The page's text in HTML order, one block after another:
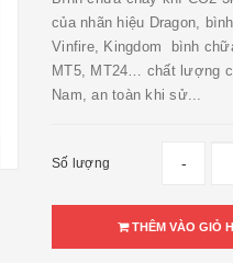
của nhãn hiệu Dragon,
Vinfire, Kingdom bình
MT5, MT24… chất lượng
Nam, an toàn khi sử...
Số lượng -
THÊM VÀO GIỎ